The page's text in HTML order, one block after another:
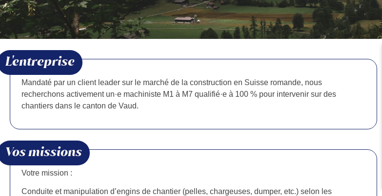
L'entreprise
Mandaté par un client leader sur le marché de la construction en Suisse romande, nous
recherchons activement un·e machiniste M1 à M7 qualifié·e à 100 % pour intervenir sur des
chantiers dans le canton de Vaud.
Vos missions
Votre mission :
Conduite et manipulation d’engins de chantier (pelles, chargeuses, dumper, etc.) selon les